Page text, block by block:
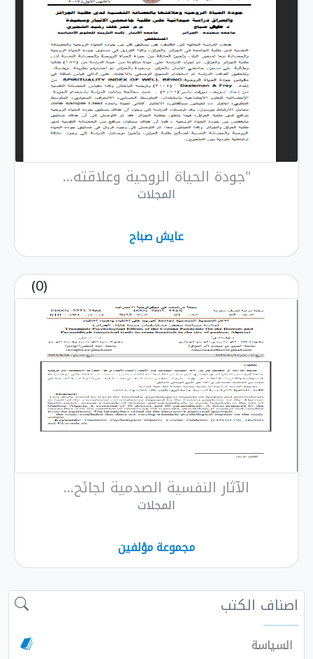
"جودة الحياة الروحية وعلاقته...
المجلات
عايش صباح
(0)
الآثار النفسية الصدمية لجائح...
المجلات
مجموعة مؤلفين
اصناف الكتب
السياسة